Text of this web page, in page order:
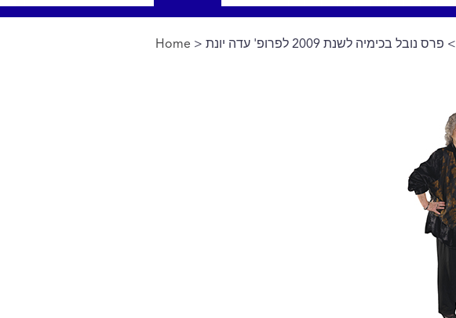
You are here
Home > > פרס נובל בכימיה לשנת 2009 לפרופ' עדה יונת